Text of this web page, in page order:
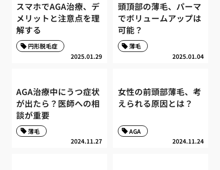
スマホでAGA治療、デ
メリットと注意点を理
解する
2025.01.29
円形脱毛症
頭頂部の薄毛、パーマ
でボリュームアップは
可能？
2025.01.04
薄毛
AGA治療中にうつ症状
が出たら？医師への相
談が重要
2024.11.27
薄毛
女性の前頭部薄毛、考
えられる原因とは？
2024.11.24
AGA